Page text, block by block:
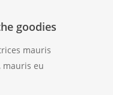
goodies
mauris
eu